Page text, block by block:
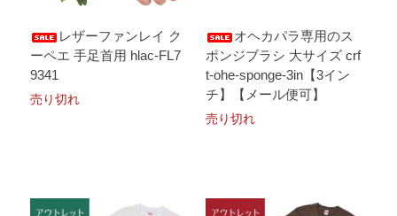
レザーファンレイ ク
ーペエ 手足首用 hlac-FL7
9341
売り切れ
オヘカパラ専用のス
ポンジブラシ 大サイズ crf
t-ohe-sponge-3in【3イン
チ】【メール便可】
売り切れ